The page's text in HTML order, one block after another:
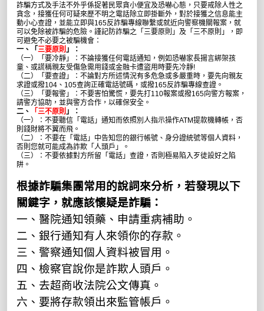
詐騙方式及手法不外乎係捉著民眾貪小便宜及恐嚇心態，只要戒除人性之
貪念，接獲任何可疑來歷不明之電話除立即掛斷外，對於接獲之信息能主
動小心查證，並能立即與165反詐騙專線聯繫或就近向警察機關報案，就
可以免除被詐騙的危險。謹記防詐騙之「三要原則」及「三不原則」，即
可避免不必要之被騙機會：
一、「三要原則 」：
（一）「要冷靜」：不論接獲任何電話通知，例如恐嚇家長揚言綁架孩
童、或謊稱親友受傷急需用錢或金融卡遭盜用時要先冷靜!
（二）「要查證」：不論對方所述情況有多危急或多嚴重時，要先向親友
求證或撥104 、 105查詢正確電話號碼，或撥165反詐騙專線查證。
（三）「要報警」：不要害怕驚慌，要先打110報案或撥165向警方報案，
請警方協助，並與警方合作，以確保安全。
二、
「三不原則 」：
（一）：不要聽信「電話」通知而依照別人指示操作ATM提款機轉帳，否
則錢財將不翼而飛。
（二）：不要在「電話」中告知您的銀行帳號、身分證統號等個人資料，
否則您就可能成為詐欺「人頭戶」。
（三）：不要依據對方所留「電話」查證，否則極易陷入歹徒設好之陷
阱。
根據詐騙集團常用的說詞來分析，若發現以下
關鍵字，就應該懷疑是詐騙：
一、醫院通知領藥、申請重病補助。
二、銀行通知有人來領你的存款。
三、警察通知個人資料被冒用。
四、檢察官說你是詐欺人頭戶。
五、去超商收法院公文傳真。
六、要將存款領出來監管帳戶。